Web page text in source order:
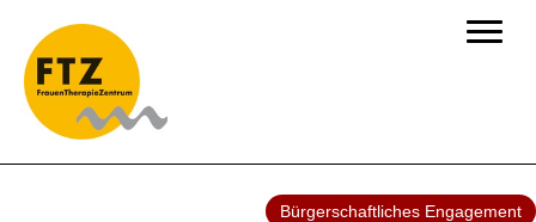
Bürgerschaftliches Engagement